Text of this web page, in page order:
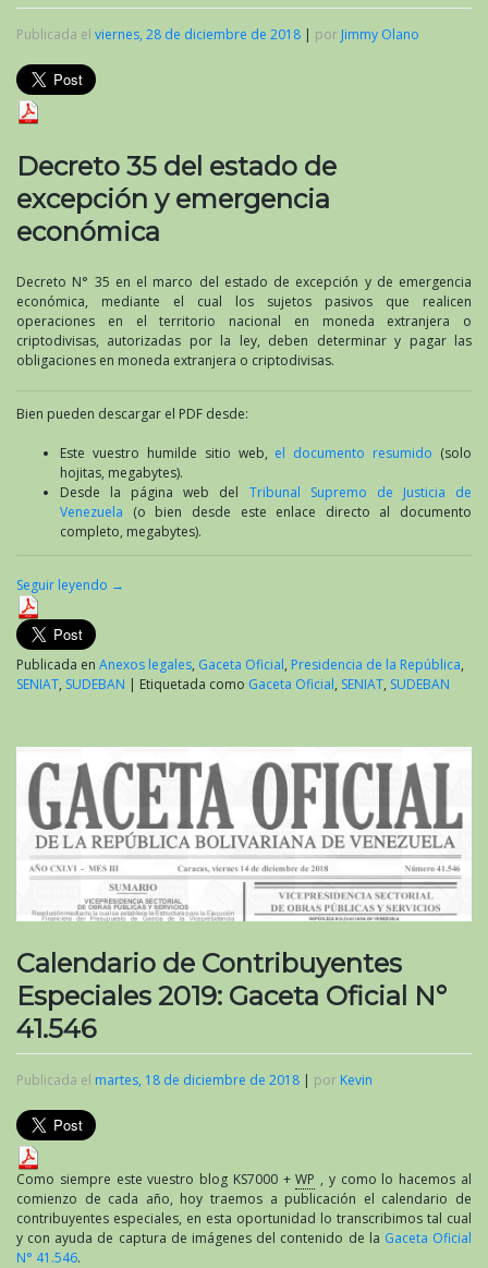
Publicada el viernes, 28 de diciembre de 2018 | por Jimmy Olano
Decreto 35 del estado de
excepción y emergencia
económica
Decreto N° 35 en el marco del estado de excepción y de emergencia
económica, mediante el cual los sujetos pasivos que realicen
operaciones en el territorio nacional en moneda extranjera o
criptodivisas, autorizadas por la ley, deben determinar y pagar las
obligaciones en moneda extranjera o criptodivisas.
Bien pueden descargar el PDF desde:
Este vuestro humilde sitio web, el documento resumido (solo
hojitas, megabytes).
Desde la página web del Tribunal Supremo de Justicia de
Venezuela (o bien desde este enlace directo al documento
completo, megabytes).
Seguir leyendo →
Publicada en Anexos legales, Gaceta Oficial, Presidencia de la República,
SENIAT, SUDEBAN | Etiquetada como Gaceta Oficial, SENIAT, SUDEBAN
Calendario de Contribuyentes
Especiales 2019: Gaceta Oficial N°
41.546
Publicada el martes, 18 de diciembre de 2018 | por Kevin
Como siempre este vuestro blog KS7000 +WP , y como lo hacemos al
comienzo de cada año, hoy traemos a publicación el calendario de
contribuyentes especiales, en esta oportunidad lo transcribimos tal cual
y con ayuda de captura de imágenes del contenido de la Gaceta Oficial
N° 41.546.